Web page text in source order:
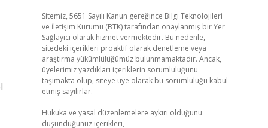
Sitemiz, 5651 Sayılı Kanun gereğince Bilgi Teknolojileri
ve İletişim Kurumu (BTK) tarafından onaylanmış bir Yer
Sağlayıcı olarak hizmet vermektedir. Bu nedenle,
sitedeki içerikleri proaktif olarak denetleme veya
araştırma yükümlülüğümüz bulunmamaktadır. Ancak,
üyelerimiz yazdıkları içeriklerin sorumluluğunu
taşımakta olup, siteye üye olarak bu sorumluluğu kabul
etmiş sayılırlar.
Hukuka ve yasal düzenlemelere aykırı olduğunu
düşündüğünüz içerikleri,